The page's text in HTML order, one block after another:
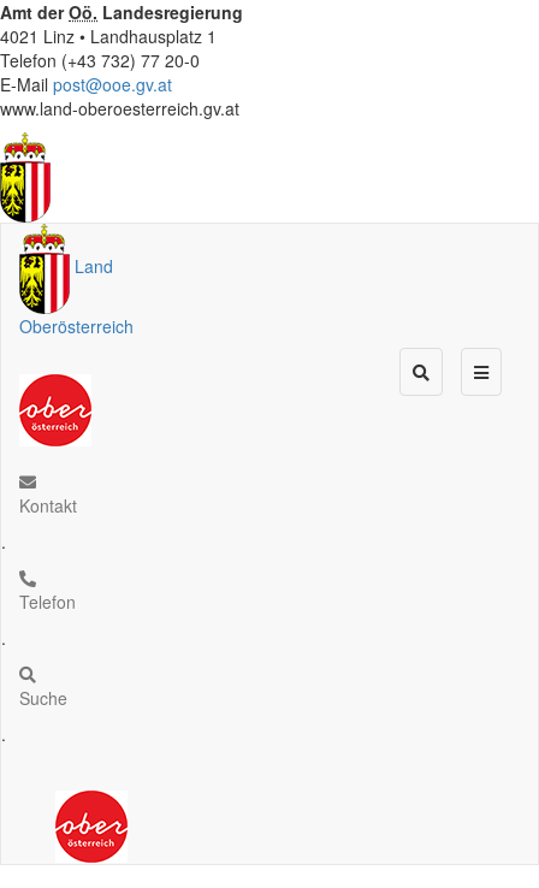
Amt derOö. Landesregierung
4021 Linz • Landhausplatz 1
Telefon (+43 732) 77 20-0
E-Mail post@ooe.gv.at
www.land-oberoesterreich.gv.at
Land
Oberösterreich
Kontakt
.
Telefon
.
Suche
.